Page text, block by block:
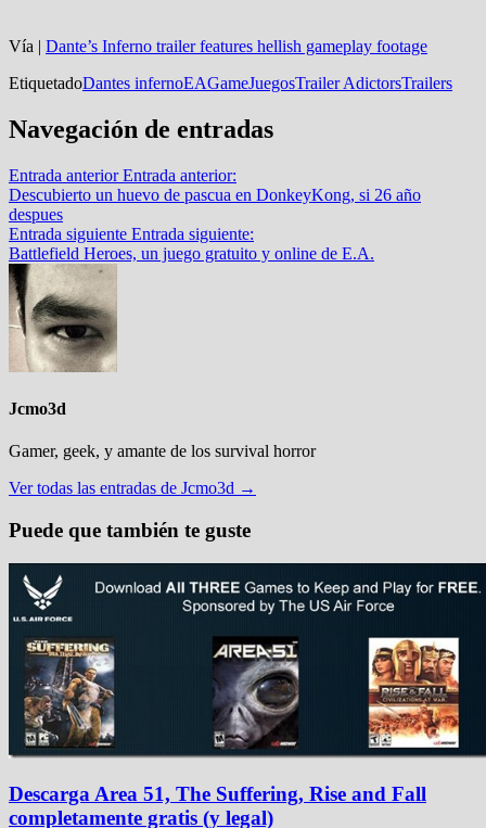
Vía | Dante’s Inferno trailer features hellish gameplay footage
EtiquetadoDantes infernoEAGameJuegosTrailer AdictorsTrailers
Navegación de entradas
Entrada anterior Entrada anterior:
Descubierto un huevo de pascua en DonkeyKong, si 26 año
despues
Entrada siguiente Entrada siguiente:
Battlefield Heroes, un juego gratuito y online de E.A.
Jcmo3d
Gamer, geek, y amante de los survival horror
Ver todas las entradas de Jcmo3d →
Puede que también te guste
Descarga Area 51, The Suffering, Rise and Fall
completamente gratis (y legal)